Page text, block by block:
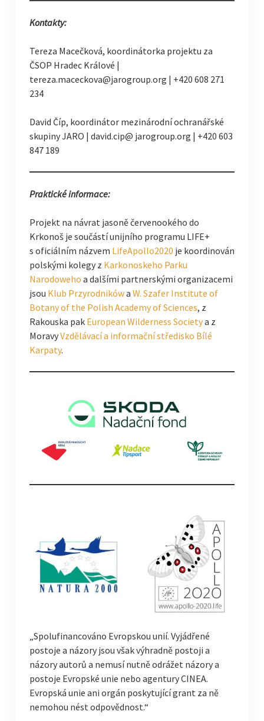
Kontakty:
Tereza Macečková, koordinátorka projektu za
ČSOP Hradec Králové |
tereza.maceckova@jarogroup.org | +420 608 271
234
David Číp, koordinátor mezinárodní ochranářské
skupiny JARO | david.cip@ jarogroup.org | +420 603
847 189
Praktické informace:
Projekt na návrat jasoně červenookého do
Krkonoš je součástí unijního programu LIFE+
s oficiálním názvem LifeApollo2020 je koordinován
polskými kolegy z Karkonoskeho Parku
Narodoweho a dalšími partnerskými organizacemi
jsou Klub Przyrodnikówa W. Szafer Institute of
Botany of the Polish Academy of Sciences, z
Rakouska pakEuropean Wilderness Societya z
MoravyVzdělávací a informační středisko Bílé
Karpaty.
„Spolufinancováno Evropskou unií. Vyjádřené
postoje a názory jsou však výhradně postoji a
názory autorů a nemusí nutně odrážet názory a
postoje Evropské unie nebo agentury CINEA.
Evropská unie ani orgán poskytující grant za ně
nemohou nést odpovědnost.“